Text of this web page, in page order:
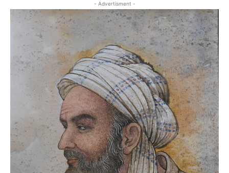
- Advertisment -